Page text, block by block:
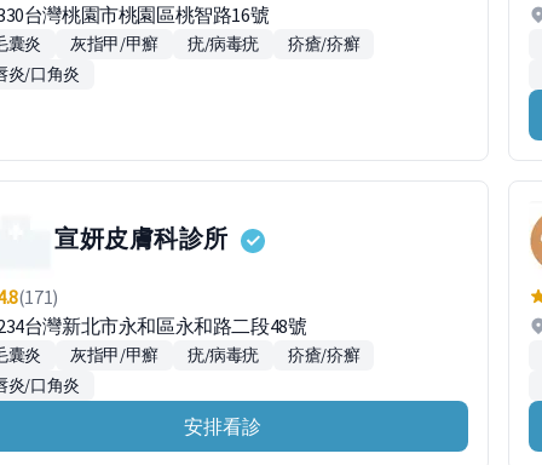
台灣桃園市桃園區桃智路16號
囊炎 灰指甲/甲癬 疣/病毒疣
疥瘡/疥癬
炎/口角炎
宣妍皮膚科診所
(171)
台灣新北市永和區永和路二段48號
囊炎 灰指甲/甲癬 疣/病毒疣
疥瘡/疥癬
炎/口角炎
安排看診